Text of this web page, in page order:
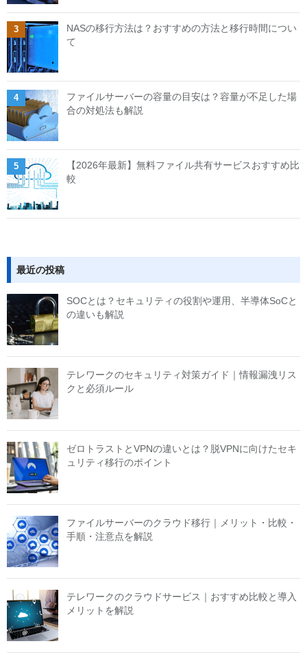
NASの移行方法は？おすすめの方法と移行時間につい
て
ファイルサーバーの容量の目安は？容量が不足した場
合の対処法も解説
【2026年最新】無料ファイル共有サービスおすすめ比
較
最近の投稿
SOCとは？セキュリティの役割や運用、半導体SoCと
の違いも解説
テレワークのセキュリティ対策ガイド｜情報漏洩リス
クと必須ルール
ゼロトラストとVPNの違いとは？脱VPNに向けたセキ
ュリティ移行のポイント
ファイルサーバーのクラウド移行｜メリット・比較・
手順・注意点を解説
テレワークのクラウドサービス｜おすすめ比較と導入
メリットを解説